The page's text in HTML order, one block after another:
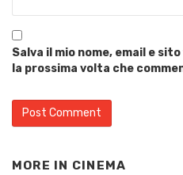
Salva il mio nome, email e
la prossima volta che
MORE IN CINEMA